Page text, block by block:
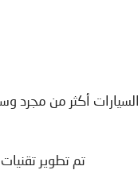
أكثر من مجرد
تم تطوير